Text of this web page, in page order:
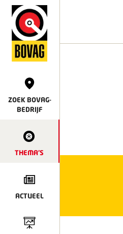
ZOEK BOVAG-
BEDRIJF
THEMA'S
ACTUEEL